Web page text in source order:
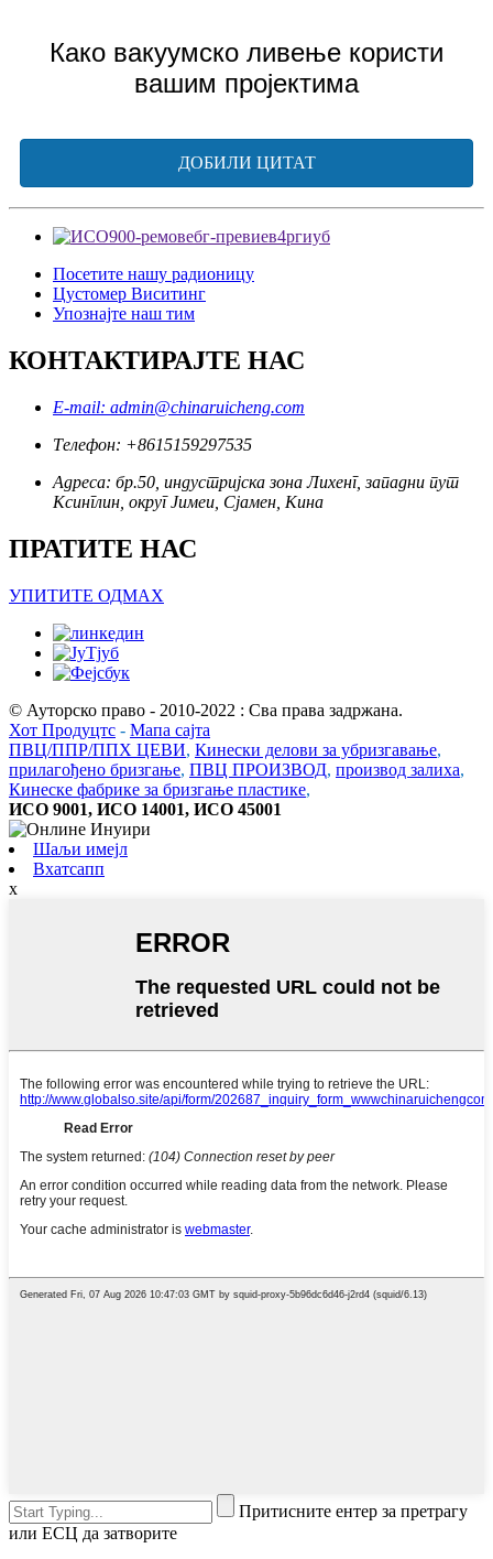
Како вакуумско ливење користи
вашим пројектима
ДОБИЛИ ЦИТАТ
Посетите нашу радионицу
Цустомер Виситинг
Упознајте наш тим
КОНТАКТИРАЈТЕ НАС
E-mail: admin@chinaruicheng.com
Телефон: +8615159297535
Адреса: бр.50, индустријска зона Лихенг, западни пут
Ксинглин, округ Јимеи, Сјамен, Кина
ПРАТИТЕ НАС
УПИТИТЕ ОДМАХ
© Ауторско право - 2010-2022 : Сва права задржана.
Хот Продуцтс - Мапа сајта
ПВЦ/ППР/ППХ ЦЕВИ, Кинески делови за убризгавање,
прилагођено бризгање, ПВЦ ПРОИЗВОД, производ залиха,
Кинеске фабрике за бризгање пластике,
ИСО 9001, ИСО 14001, ИСО 45001
Шаљи имејл
Вхатсапп
x
Притисните ентер за претрагу
или ЕСЦ да затворите